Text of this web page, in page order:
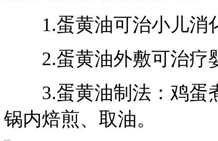
1.蛋黄油可治小儿消
2.蛋黄油外敷可治疗
3.蛋黄油制法：鸡蛋
锅内焙煎、取油。